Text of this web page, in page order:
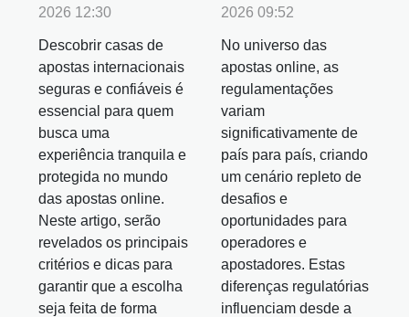
2026 12:30
Descobrir casas de
apostas internacionais
seguras e confiáveis é
essencial para quem
busca uma
experiência tranquila e
protegida no mundo
das apostas online.
Neste artigo, serão
revelados os principais
critérios e dicas para
garantir que a escolha
seja feita de forma
2026 09:52
No universo das
apostas online, as
regulamentações
variam
significativamente de
país para país, criando
um cenário repleto de
desafios e
oportunidades para
operadores e
apostadores. Estas
diferenças regulatórias
influenciam desde a